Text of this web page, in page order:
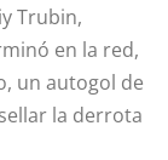
Trubin,
en la red,
un autogol de
la derrota